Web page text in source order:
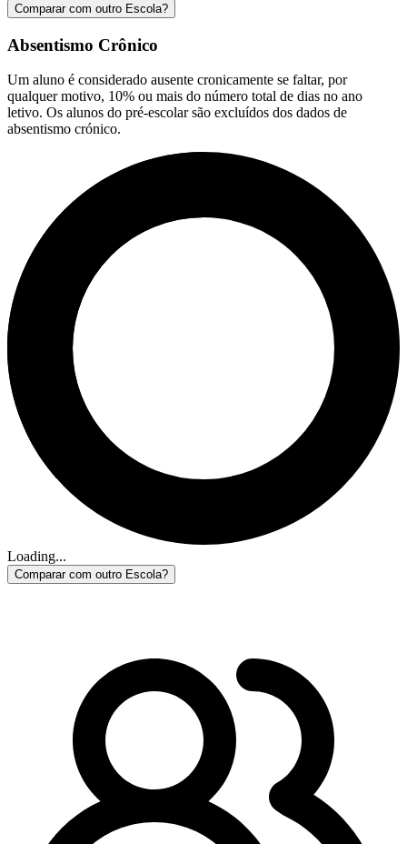
Comparar com outro Escola?
Absentismo Crônico
Um aluno é considerado ausente cronicamente se faltar, por
qualquer motivo, 10% ou mais do número total de dias no ano
letivo. Os alunos do pré-escolar são excluídos dos dados de
absentismo crónico.
Loading...
Comparar com outro Escola?